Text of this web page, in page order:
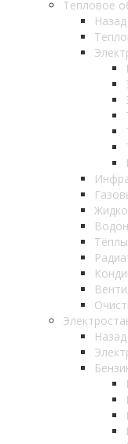
Тепловое
Назад
Назад